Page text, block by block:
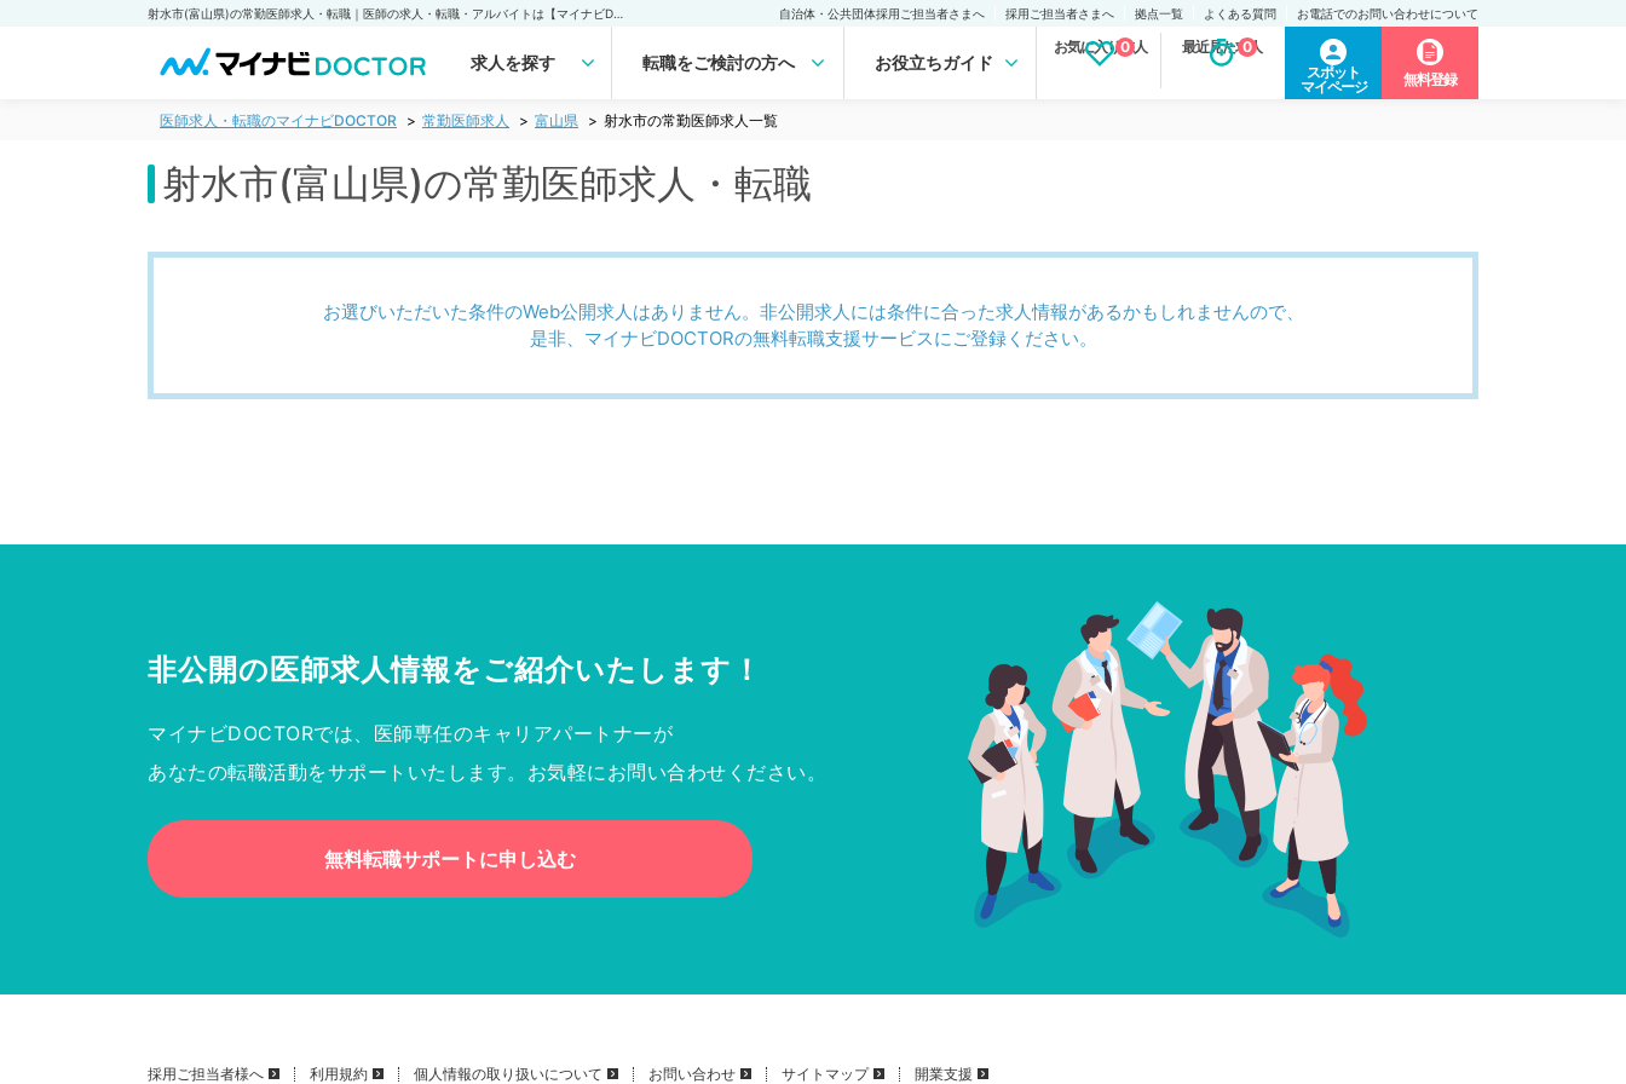
自治体・公共団体採用ご担当者さまへ 採用ご担当者さまへ 拠点一覧 よくある質問 お電話でのお問い合わせについて
求人を探す 転職をご検討の方へ お役立ちガイド
お気に入り求人
0 最近見た求人
0
スポット
マイページ
無料登録
医師求人・転職のマイナビDOCTOR 常勤医師求人 富山県 射水市の常勤医師求人一覧
射水市(富山県)の常勤医師求人・転職
お選びいただいた条件のWeb公開求人はありません。非公開求人には条件に合った求人情報があるかもしれませんので、
是非、マイナビDOCTORの無料転職支援サービスにご登録ください。
非公開の医師求人情報をご紹介いたします！
マイナビDOCTORでは、医師専任のキャリアパートナーが
あなたの転職活動をサポートいたします。お気軽にお問い合わせください。
無料転職サポートに申し込む
採用ご担当者様へ 利用規約 個人情報の取り扱いについて お問い合わせ サイトマップ 開業支援